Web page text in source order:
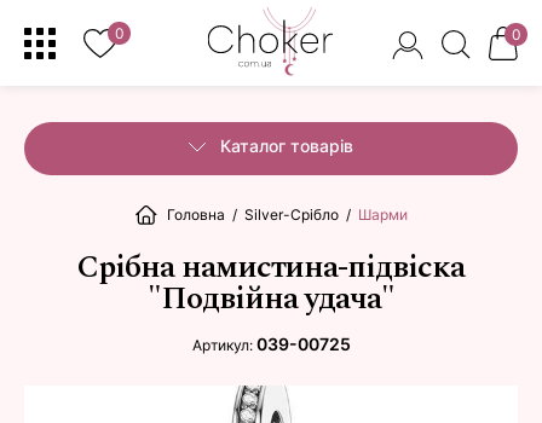
0 0
Каталог товарів
Головна / Silver-Срібло / Шарми
Срібна намистина-підвіска
"Подвійна удача"
Артикул: 039-00725